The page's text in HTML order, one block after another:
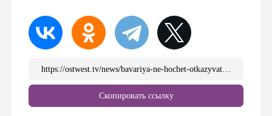
https://ostwest.tv/news/bavariya-ne-hochet-otkazyvatsya-ot-atomnoj-energii/
Скопировать ссылку